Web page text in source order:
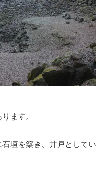
ます。
垣を築き、井戸としてい